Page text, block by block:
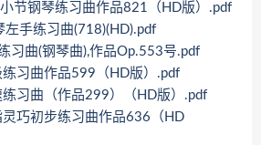
钢琴练习曲作品821（HD版）.pdf
手练习曲(718)(HD).pdf
曲(钢琴曲),作品Op.553号.pdf
习曲作品599（HD版）.pdf
曲（作品299）（HD版）.pdf
巧初步练习曲作品636（HD